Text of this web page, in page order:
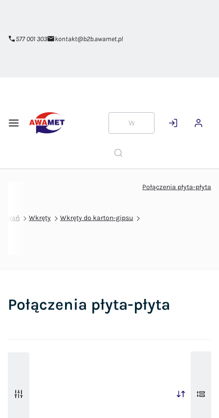
577 001 303
kontakt@b2b.awamet.pl
Wkręty Wkręty do karton-gipsu
Połączenia płyta-płyta
Połączenia płyta-płyta